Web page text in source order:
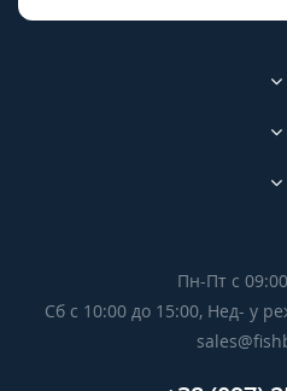
Пн-Пт с
Сб с 10:00 до 15:00, Нед- у